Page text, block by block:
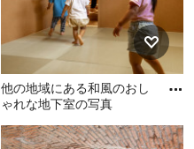
他の地域にある和風のおし
ゃれな地下室の写真
他の地域にある和風のおし